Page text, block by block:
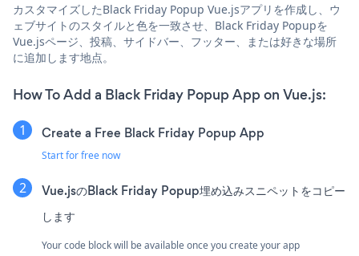
カスタマイズしたBlack Friday Popup Vue.jsアプリを作成し、ウ
ェブサイトのスタイルと色を一致させ、Black Friday Popupを
Vue.jsページ、投稿、サイドバー、フッター、または好きな場所
に追加します地点。
How To Add a Black Friday Popup App on Vue.js:
Create a Free Black Friday Popup App
Start for free now
Vue.jsのBlack Friday Popup埋め込みスニペットをコピー
します
Your code block will be available once you create your app